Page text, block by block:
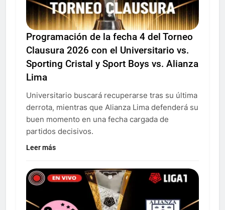
Programación de la fecha 4 del Torneo
Clausura 2026 con el Universitario vs.
Sporting Cristal y Sport Boys vs. Alianza
Lima
Universitario buscará recuperarse tras su última
derrota, mientras que Alianza Lima defenderá su
buen momento en una fecha cargada de
partidos decisivos.
Leer más